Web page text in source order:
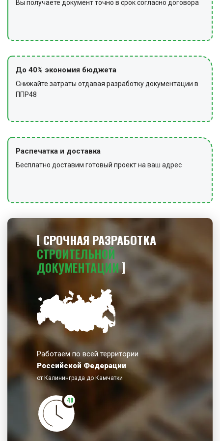
Вы получаете документ точно в срок согласно договора
До 40% экономия бюджета
Снижайте затраты отдавая разработку документации в
ППР48
Распечатка и доставка
Бесплатно доставим готовый проект на ваш адрес
СРОЧНАЯ РАЗРАБОТКА
СТРОИТЕЛЬНОЙ
ДОКУМЕНТАЦИИ
Работаем по всей территории
Российской Федерации
от Калининграда до Камчатки
48